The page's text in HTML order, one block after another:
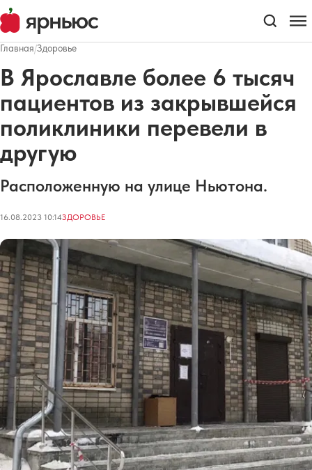
Главная/Здоровье
В Ярославле более 6 тысяч
пациентов из закрывшейся
поликлиники перевели в
другую
Расположенную на улице Ньютона.
16.08.2023 10:14ЗДОРОВЬЕ